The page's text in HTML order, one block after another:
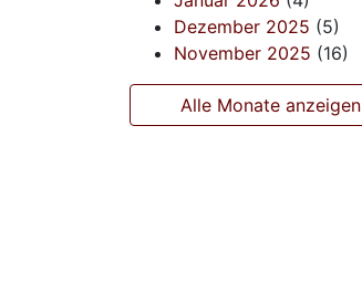
Dezember 2025 (5)
November 2025 (16)
Alle Monate anzeigen